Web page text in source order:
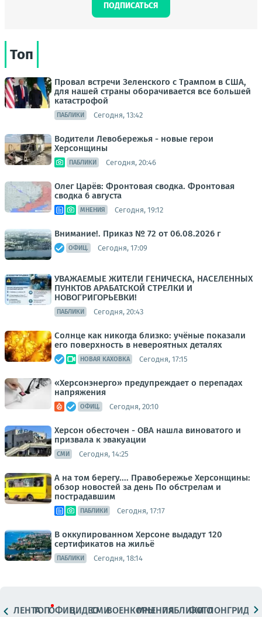
ПОДПИСАТЬСЯ
Топ
Провал встречи Зеленского с Трампом в США,
для нашей страны оборачивается все большей
катастрофой
ПАБЛИКИ Сегодня, 13:42
Водители Левобережья - новые герои
Херсонщины
ПАБЛИКИ Сегодня, 20:46
Олег Царёв: Фронтовая сводка. Фронтовая
сводка 6 августа
МНЕНИЯ Сегодня, 19:12
Внимание!. Приказ № 72 от 06.08.2026 г
ОФИЦ. Сегодня, 17:09
УВАЖАЕМЫЕ ЖИТЕЛИ ГЕНИЧЕСКА, НАСЕЛЕННЫХ
ПУНКТОВ АРАБАТСКОЙ СТРЕЛКИ И
НОВОГРИГОРЬЕВКИ!
ПАБЛИКИ Сегодня, 20:43
Солнце как никогда близко: учёные показали
его поверхность в невероятных деталях
НОВАЯ КАХОВКА Сегодня, 17:15
«Херсонэнерго» предупреждает о перепадах
напряжения
ОФИЦ. Сегодня, 20:10
Херсон обесточен - ОВА нашла виноватого и
призвала к эвакуации
СМИ Сегодня, 14:25
А на том берегу.... Правобережье Херсонщины:
обзор новостей за день По обстрелам и
пострадавшим
ПАБЛИКИ Сегодня, 17:17
В оккупированном Херсоне выдадут 120
сертификатов на жильё
ПАБЛИКИ Сегодня, 18:14
ЛЕНТАТОПОФИЦ.ВИДЕОСМИВОЕНКОРЫМНЕНИЯПАБЛИКИ
ФОТОЛОНГРИДЫ